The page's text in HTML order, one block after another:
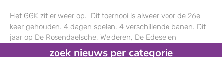
Het GGK zit er weer op. Dit toernooi is alweer voor de 26e
keer gehouden. 4 dagen spelen, 4 verschillende banen. Dit
jaar op De Rosendaelsche, Welderen, De Edese en
zoek nieuws per categorie